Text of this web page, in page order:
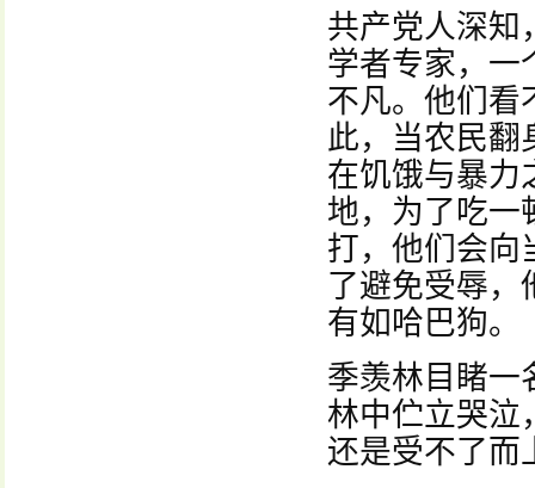
共产党人深知
学者专家，一
不凡。他们看
此，当农民翻
在饥饿与暴力
地，为了吃一
打，他们会向
了避免受辱，
有如哈巴狗。
季羡林目睹一
林中伫立哭泣
还是受不了而